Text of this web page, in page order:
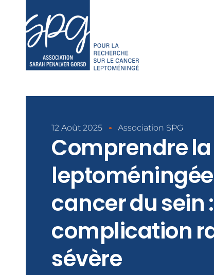
12 Août 2025 Association SPG
Comprendre
cancer du sein
complication
sévère